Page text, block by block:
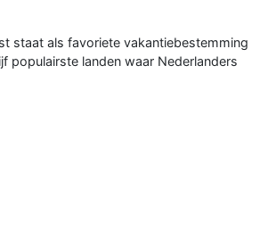
staat als favoriete vakantiebestemming
populairste landen waar Nederlanders